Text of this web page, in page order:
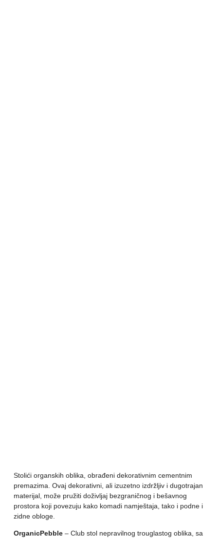
Stolići organskih oblika, obrađeni dekorativnim cementnim
premazima. Ovaj dekorativni, ali izuzetno izdržljiv i dugotrajan
materijal, može pružiti doživljaj bezgraničnog i bešavnog
prostora koji povezuju kako komadi namještaja, tako i podne i
zidne obloge.
OrganicPebble – Club stol nepravilnog trouglastog oblika, sa